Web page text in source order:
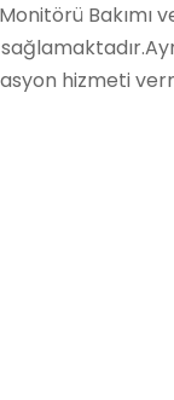
Bakımı
hizmeti